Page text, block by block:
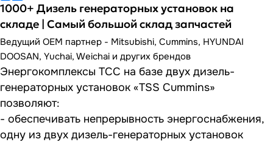
1000+ Дизель генераторных установок на
складе | Самый большой склад запчастей
Ведущий OEM партнер - Mitsubishi, Cummins, HYUNDAI
DOOSAN, Yuchai, Weichai и других брендов
Энергокомплексы ТСС на базе двух дизель-
генераторных установок «TSS Cummins»
позволяют:
- обеспечивать непрерывность энергоснабжения,
одну из двух дизель-генераторных установок